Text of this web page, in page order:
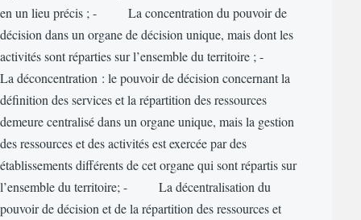
en un lieu précis ; - La concentration du pouvoir de
décision dans un organe de décision unique, mais dont les
activités sont réparties sur l’ensemble du territoire ; -
La déconcentration : le pouvoir de décision concernant la
définition des services et la répartition des ressources
demeure centralisé dans un organe unique, mais la gestion
des ressources et des activités est exercée par des
établissements différents de cet organe qui sont répartis sur
l’ensemble du territoire; - La décentralisation du
pouvoir de décision et de la répartition des ressources et